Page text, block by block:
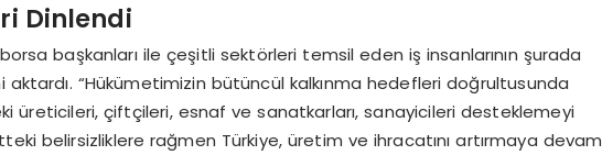
Dinlendi
başkanları ile çeşitli sektörleri temsil eden iş insanlarının şurada
“Hükümetimizin bütüncül kalkınma hedefleri doğrultusunda
üreticileri, çiftçileri, esnaf ve sanatkarları, sanayicileri desteklemeyi
belirsizliklere rağmen Türkiye, üretim ve ihracatını artırmaya devam